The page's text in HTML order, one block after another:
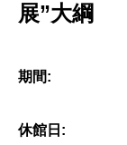
展”大綱
期間:
休館日: